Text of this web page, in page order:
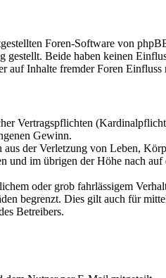
Foren-Software von
Beide haben keinen
auf Inhalte fremder Foren Einfluss
Vertragspflichten
Gewinn.
der Verletzung von Leben,
im übrigen der Höhe nach
oder grob fahrlässigem
begrenzt. Dies gilt auch für
Betreibers.